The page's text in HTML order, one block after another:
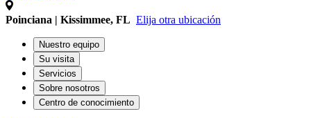
Poinciana | Kissimmee, FL Elija otra ubicación
Nuestro equipo
Su visita
Servicios
Sobre nosotros
Centro de conocimiento